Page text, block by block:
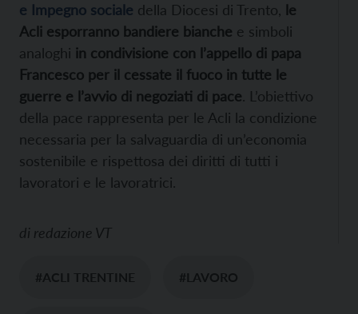
e Impegno sociale della Diocesi di Trento, le
Acli esporranno bandiere bianche e simboli
analoghi in condivisione con l’appello di papa
Francesco per il cessate il fuoco in tutte le
guerre e l’avvio di negoziati di pace. L’obiettivo
della pace rappresenta per le Acli la condizione
necessaria per la salvaguardia di un’economia
sostenibile e rispettosa dei diritti di tutti i
lavoratori e le lavoratrici.
di redazione VT
#ACLI TRENTINE #LAVORO